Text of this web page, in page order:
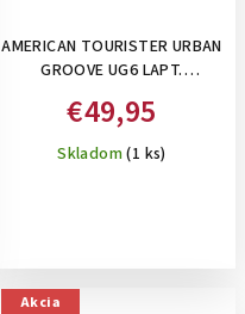
AMERICAN TOURISTER URBAN
GROOVE UG6 LAPT.
BATOH NA NOTEBOOK, 26 L
€49,95
Skladom(1 ks)
Akcia